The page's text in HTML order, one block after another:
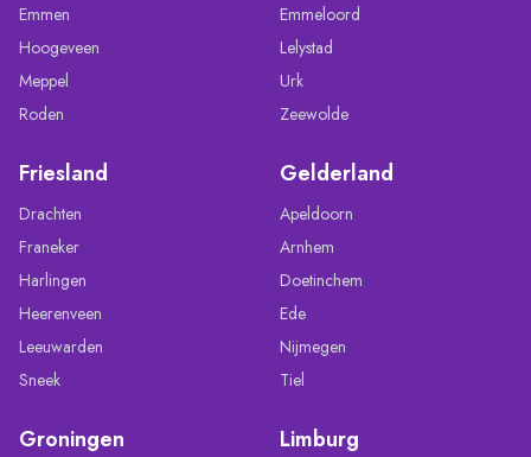
Emmen
Hoogeveen
Meppel
Roden
Emmeloord
Lelystad
Urk
Zeewolde
Friesland
Drachten
Franeker
Harlingen
Heerenveen
Leeuwarden
Sneek
Gelderland
Apeldoorn
Arnhem
Doetinchem
Ede
Nijmegen
Tiel
Groningen Limburg